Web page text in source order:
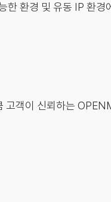
한 환경 및 유동 IP 환경
고객이 신뢰하는